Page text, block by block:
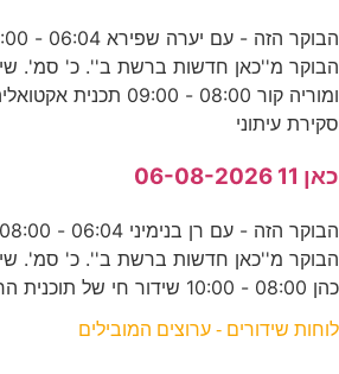
הבוקר מ''כאן חדשות ברשת ב''. כ' סמ'.
ומוריה קור 08:00 - 09:00
סקירת עיתוני
כאן 11 06-08-2026
הבוקר מ''כאן חדשות ברשת ב''. כ' סמ'.
כהן 08:00 - 10:00 שידור חי של תוכנית הרדיו של
לוחות שידורים - ערוצים המובילים